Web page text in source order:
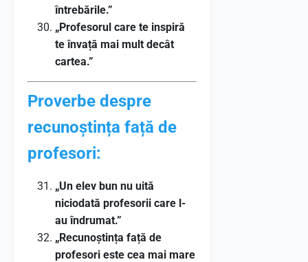
întrebările.”
„Profesorul care te inspiră
te învață mai mult decât
cartea.”
Proverbe despre
recunoștința față de
profesori:
„Un elev bun nu uită
niciodată profesorii care l-
au îndrumat.”
„Recunoștința față de
profesori este cea mai mare